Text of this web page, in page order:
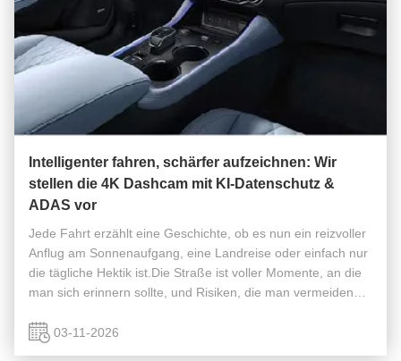
Intelligenter fahren, schärfer aufzeichnen: Wir
stellen die 4K Dashcam mit KI-Datenschutz &
ADAS vor
Jede Fahrt erzählt eine Geschichte, ob es nun ein reizvoller
Anflug am Sonnenaufgang, eine Landreise oder einfach nur
die tägliche Hektik ist.Die Straße ist voller Momente, an die
man sich erinnern sollte, und Risiken, die man vermeiden
aufzeichnen, ...
03-11-2026